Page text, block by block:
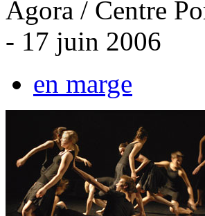
Agora / Centre
- 17 juin 2006
en marge